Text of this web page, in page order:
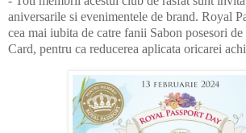
aniversarile si evenimentele de brand. Royal
cea mai iubita de catre fanii Sabon posesori
Card, pentru ca reducerea aplicata oricarei